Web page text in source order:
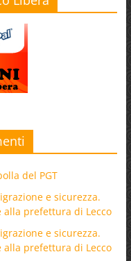
del PGT
e sicurezza.
prefettura di Lecco
e sicurezza.
prefettura di Lecco